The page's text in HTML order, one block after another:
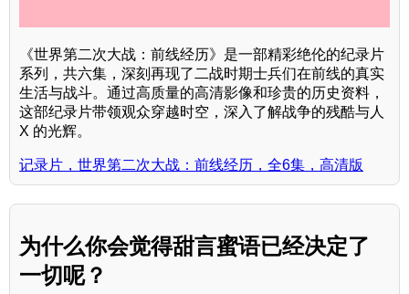
《世界第二次大战：前线经历》是一部精彩绝伦的纪录片
系列，共六集，深刻再现了二战时期士兵们在前线的真实
生活与战斗。通过高质量的高清影像和珍贵的历史资料，
这部纪录片带领观众穿越时空，深入了解战争的残酷与人
X 的光辉。
记录片，世界第二次大战：前线经历，全6集，高清版
为什么你会觉得甜言蜜语已经决定了
一切呢？